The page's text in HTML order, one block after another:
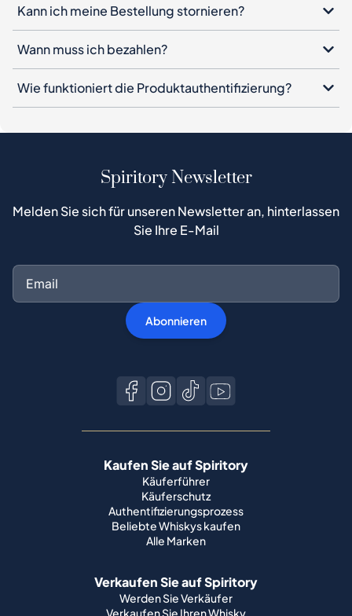
Kann ich meine Bestellung stornieren?
Wann muss ich bezahlen?
Wie funktioniert die Produktauthentifizierung?
Spiritory Newsletter
Melden Sie sich für unseren Newsletter an, hinterlassen
Sie Ihre E-Mail
Abonnieren
Kaufen Sie auf Spiritory
Käuferführer
Käuferschutz
Authentifizierungsprozess
Beliebte Whiskys kaufen
Alle Marken
Verkaufen Sie auf Spiritory
Werden Sie Verkäufer
Verkaufen Sie Ihren Whisky